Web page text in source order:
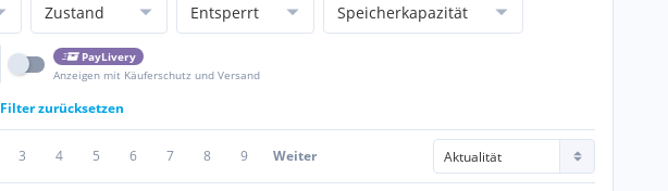
Zustand Entsperrt Speicherkapazität
PayLivery
Anzeigen mit Käuferschutz und Versand
Filter zurücksetzen
3 4 5 6 7 8 9 Weiter